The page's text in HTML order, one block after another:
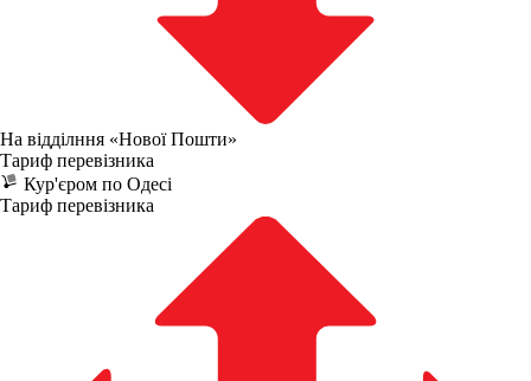
На відділння «Нової Пошти»
Тариф перевізника
Кур'єром по Одесі
Тариф перевізника